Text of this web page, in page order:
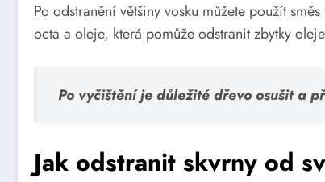
Po odstranění většiny vosku můžete použít
octa a oleje, která pomůže odstranit zbytky
Po vyčištění je důležité dřevo osušit a
Jak odstranit skvrny od